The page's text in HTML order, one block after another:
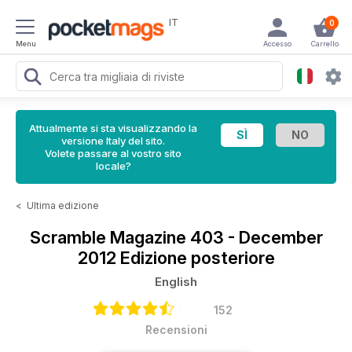
Menu
IT 0
Carrello
Accesso
Attualmente si sta visualizzando la
versione Italy del sito.
Volete passare al vostro sito
locale?
< Ultima edizione
Scramble Magazine 403 - December
2012 Edizione posteriore
English
152
Recensioni